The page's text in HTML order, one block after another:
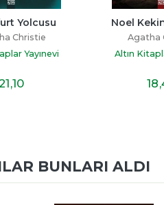
Gizemi
Christie
Yayınevi
,40
Suç
Agatha
Altın
19
BUNLARI ALDI